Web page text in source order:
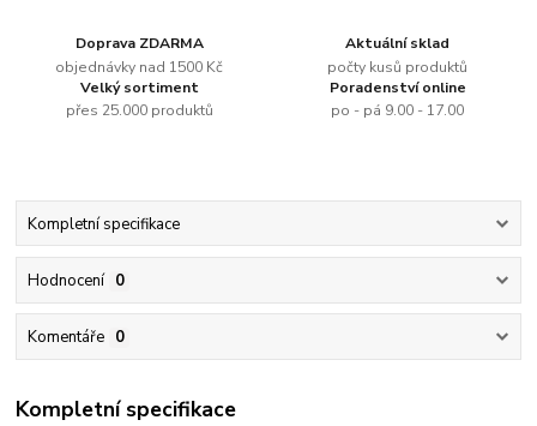
Doprava ZDARMA
objednávky nad 1500 Kč
Aktuální sklad
počty kusů produktů
Velký sortiment
přes 25.000 produktů
Poradenství online
po - pá 9.00 - 17.00
Kompletní specifikace
Hodnocení 0
Komentáře 0
Kompletní specifikace